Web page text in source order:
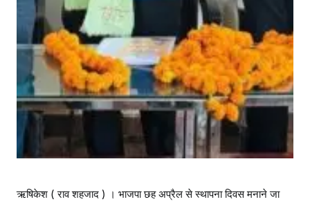
ऋषिकेश ( राव शहजाद ) । भाजपा छह अप्रैल से स्थापना दिवस मनाने जा